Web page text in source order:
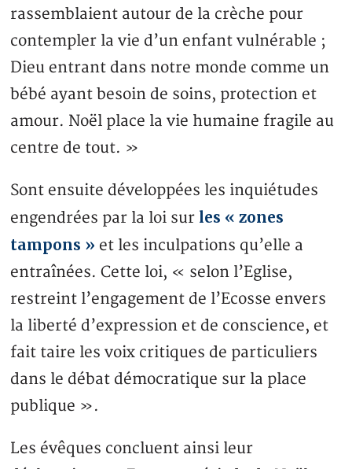
rassemblaient autour de la crèche pour
contempler la vie d’un enfant vulnérable ;
Dieu entrant dans notre monde comme un
bébé ayant besoin de soins, protection et
amour. Noël place la vie humaine fragile au
centre de tout. »
Sont ensuite développées les inquiétudes
engendrées par la loi sur les « zones
tampons » et les inculpations qu’elle a
entraînées. Cette loi, « selon l’Eglise,
restreint l’engagement de l’Ecosse envers
la liberté d’expression et de conscience, et
fait taire les voix critiques de particuliers
dans le débat démocratique sur la place
publique ».
Les évêques concluent ainsi leur